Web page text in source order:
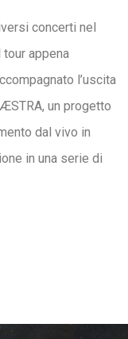
concerti nel
appena
l’uscita
un progetto
dal vivo in
in una serie di